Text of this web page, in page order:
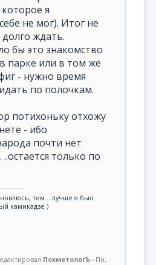
я
не мог). Итог не
долго ждать.
бы это знакомство
парке или в том же
- нужно время
по полочкам.
потихоньку отхожу
- ибо
почти нет
только по
тем....лучше я был.
камикадзе )
ПохметологЪ - Пн,